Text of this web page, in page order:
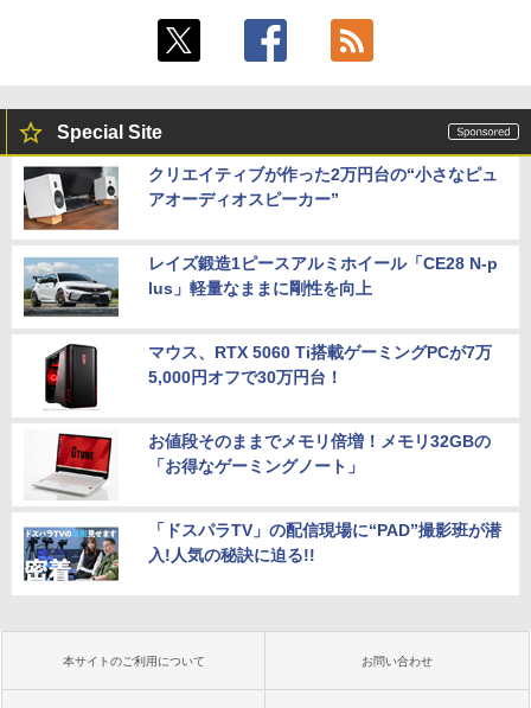
Special Site
クリエイティブが作った2万円台の“小さなピュ
アオーディオスピーカー”
レイズ鍛造1ピースアルミホイール「CE28 N-p
lus」軽量なままに剛性を向上
マウス、RTX 5060 Ti搭載ゲーミングPCが7万
5,000円オフで30万円台！
お値段そのままでメモリ倍増！メモリ32GBの
「お得なゲーミングノート」
「ドスパラTV」の配信現場に“PAD”撮影班が潜
入!人気の秘訣に迫る!!
本サイトのご利用について お問い合わせ